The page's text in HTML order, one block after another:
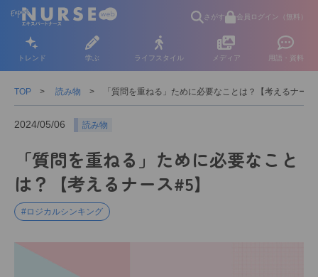
さがす 会員ログイン（無料）
トレンド 学ぶ ライフスタイル メディア 用語・資料
TOP 読み物 「質問を重ねる」ために必要なことは？【考えるナー
2024/05/06 読み物
「質問を重ねる」ために必要なこと
は？【考えるナース#5】
#ロジカルシンキング